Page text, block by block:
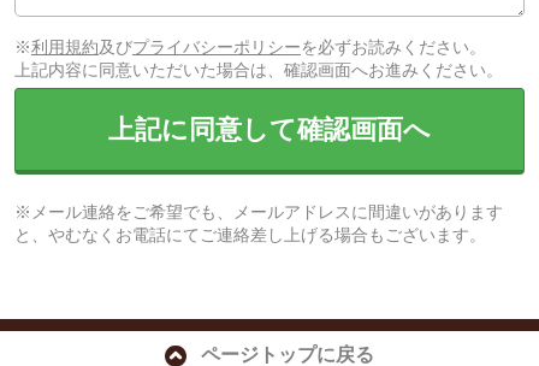
※利用規約及びプライバシーポリシーを必ずお読みください。
上記内容に同意いただいた場合は、確認画面へお進みください。
上記に同意して確認画面へ
※メール連絡をご希望でも、メールアドレスに間違いがあります
と、やむなくお電話にてご連絡差し上げる場合もございます。
ページトップに戻る